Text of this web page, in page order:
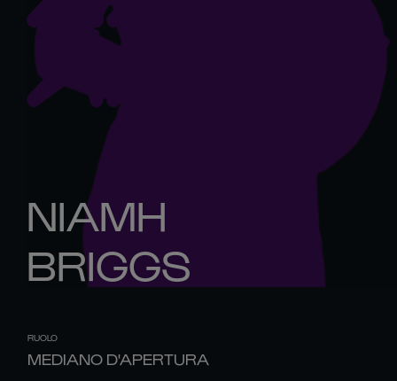
NIAMH
BRIGGS
RUOLO
MEDIANO D'APERTURA